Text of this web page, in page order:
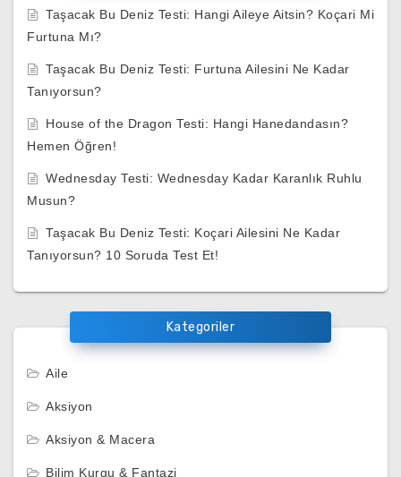
Taşacak Bu Deniz Testi: Hangi Aileye Aitsin? Koçari Mi
Furtuna Mı?
Taşacak Bu Deniz Testi: Furtuna Ailesini Ne Kadar
Tanıyorsun?
House of the Dragon Testi: Hangi Hanedandasın?
Hemen Öğren!
Wednesday Testi: Wednesday Kadar Karanlık Ruhlu
Musun?
Taşacak Bu Deniz Testi: Koçari Ailesini Ne Kadar
Tanıyorsun? 10 Soruda Test Et!
Kategoriler
Aile
Aksiyon
Aksiyon & Macera
Bilim Kurgu & Fantazi